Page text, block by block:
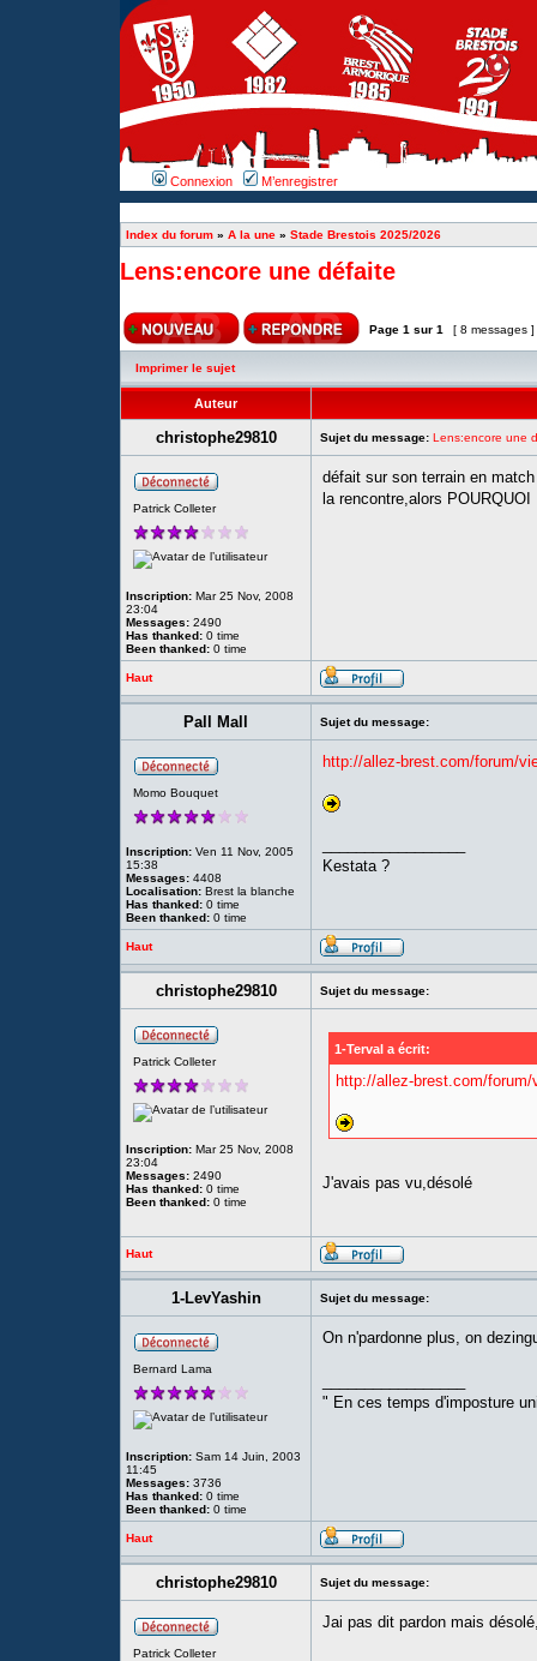
Connexion M’enregistrer
Index du forum » A la une » Stade Brestois 2025/2026
Lens:encore une défaite
Page 1 sur 1 [ 8 messages ]
Imprimer le sujet
Auteur
christophe29810 Sujet du message: Lens:encore une
Patrick Colleter
Inscription: Mar 25 Nov, 2008
23:04
Messages: 2490
Has thanked: 0 time
Been thanked: 0 time
défait sur son terrain en
la rencontre,alors
Haut
Pall Mall Sujet du message:
Momo Bouquet
Inscription: Ven 11 Nov, 2005
15:38
Messages: 4408
Localisation: Brest la blanche
Has thanked: 0 time
Been thanked: 0 time
http://allez-brest.com/forum/
Kestata ?
Haut
christophe29810 Sujet du message:
Patrick Colleter
Inscription: Mar 25 Nov, 2008
23:04
Messages: 2490
Has thanked: 0 time
Been thanked: 0 time
1-Terval a écrit:
http://allez-brest.com/
J'avais pas vu,désolé
Haut
1-LevYashin Sujet du message:
Bernard Lama
Inscription: Sam 14 Juin, 2003
11:45
Messages: 3736
Has thanked: 0 time
Been thanked: 0 time
On n'pardonne plus, on
" En ces temps d'imposture
Haut
christophe29810 Sujet du message:
Patrick Colleter
Jai pas dit pardon mais